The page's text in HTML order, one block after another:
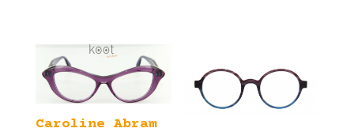
Caroline Abram